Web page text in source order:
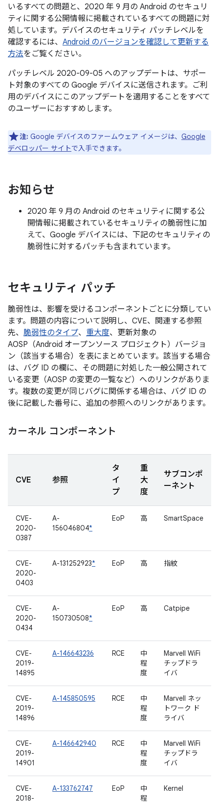
いるすべての問題と、2020 年 9 月の Android のセキュリ
ティに関する公開情報に掲載されているすべての問題に対
処しています。デバイスのセキュリティ パッチレベルを
確認するには、 Android のバージョンを確認して更新する
方法をご覧ください。
パッチレベル 2020-09-05 へのアップデートは、サポー
ト対象のすべての Google デバイスに送信されます。ご利
用のデバイスにこのアップデートを適用することをすべて
のユーザーにおすすめします。
注: Google デバイスのファームウェア イメージは、 Google
デベロッパー サイトで入手できます。
お知らせ
2020 年 9 月の Android のセキュリティに関する公
開情報に掲載されているセキュリティの脆弱性に加
えて、Google デバイスには、下記のセキュリティの
脆弱性に対するパッチも含まれています。
セキュリティ パッチ
脆弱性は、影響を受けるコンポーネントごとに分類してい
ます。問題の内容について説明し、CVE、関連する参照
先、 脆弱性のタイプ、 重大度、更新対象の
AOSP（Android オープンソース プロジェクト）バージョ
ン（該当する場合）を表にまとめています。該当する場合
は、バグ ID の欄に、その問題に対処した一般公開されて
いる変更（AOSP の変更の一覧など）へのリンクがありま
す。複数の変更が同じバグに関係する場合は、バグ ID の
後に記載した番号に、追加の参照へのリンクがあります。
カーネル コンポーネント
CVE 参照
タ
イ
プ
重
大
度
サブコンポ
ーネント
CVE-
2020-
0387
A-
156046804*
EoP 高 SmartSpace
CVE-
2020-
0403
A-131252923* EoP 高 指紋
CVE-
2020-
0434
A-
150730508*
EoP 高 Catpipe
CVE-
2019-
14895
A-146643236 RCE
中
程
度
Marvell WiFi
チップドラ
イバ
CVE-
2019-
14896
A-145850595 RCE
中
程
度
Marvell ネッ
トワーク ド
ライバ
CVE-
2019-
14901
A-146642940 RCE
中
程
度
Marvell WiFi
チップドラ
イバ
CVE-
2018-
A-133762747 EoP
中
程
Kernel